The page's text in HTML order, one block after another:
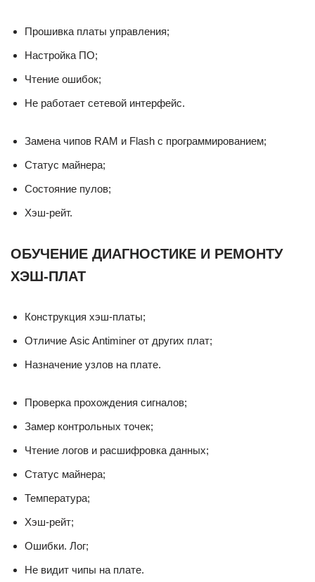
Прошивка платы управления;
Настройка ПО;
Чтение ошибок;
Не работает сетевой интерфейс.
Замена чипов RAM и Flash с программированием;
Статус майнера;
Состояние пулов;
Хэш-рейт.
ОБУЧЕНИЕ ДИАГНОСТИКЕ И РЕМОНТУ
ХЭШ-ПЛАТ
Конструкция хэш-платы;
Отличие Asic Antiminer от других плат;
Назначение узлов на плате.
Проверка прохождения сигналов;
Замер контрольных точек;
Чтение логов и расшифровка данных;
Статус майнера;
Температура;
Хэш-рейт;
Ошибки. Лог;
Не видит чипы на плате.